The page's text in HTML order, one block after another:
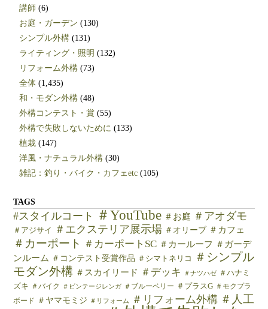
講師 (6)
お庭・ガーデン (130)
シンプル外構 (131)
ライティング・照明 (132)
リフォーム外構 (73)
全体 (1,435)
和・モダン外構 (48)
外構コンテスト・賞 (55)
外構で失敗しないために (133)
植栽 (147)
洋風・ナチュラル外構 (30)
雑記：釣り・バイク・カフェetc (105)
TAGS
#スタイルコート ＃YouTube ＃お庭 ＃アオダモ
＃アジサイ ＃エクステリア展示場 ＃オリーブ ＃カフェ
＃カーポート ＃カーポートSC ＃カールーフ ＃ガーデ
ンルーム ＃コンテスト受賞作品 ＃シマトネリコ
＃シンプル
モダン外構 ＃スカイリード ＃デッキ ＃ナツハゼ
＃ハナミ
ズキ ＃バイク ＃ビンテージレンガ ＃ブルーベリー ＃プラスG ＃モクプラ
ボード ＃ヤマモミジ ＃リフォーム ＃リフォーム外構 ＃人工